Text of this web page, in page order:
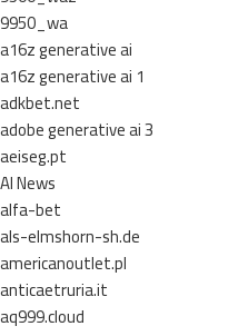
9950_wa
a16z generative ai
a16z generative ai 1
adkbet.net
adobe generative ai 3
aeiseg.pt
AI News
alfa-bet
als-elmshorn-sh.de
americanoutlet.pl
anticaetruria.it
aq999.cloud